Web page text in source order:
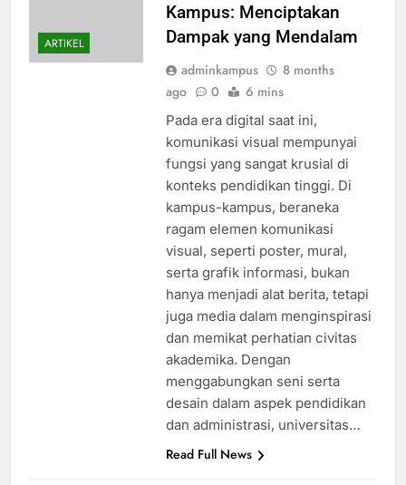
ARTIKEL
Kampus: Menciptakan
Dampak yang Mendalam
adminkampus
8 months
ago
0 6 mins
Pada era digital saat ini,
komunikasi visual mempunyai
fungsi yang sangat krusial di
konteks pendidikan tinggi. Di
kampus-kampus, beraneka
ragam elemen komunikasi
visual, seperti poster, mural,
serta grafik informasi, bukan
hanya menjadi alat berita, tetapi
juga media dalam menginspirasi
dan memikat perhatian civitas
akademika. Dengan
menggabungkan seni serta
desain dalam aspek pendidikan
dan administrasi, universitas…
Read Full News